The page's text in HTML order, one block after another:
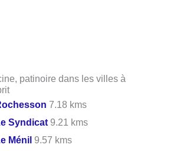
patinoire dans les villes à
7.18 kms
Syndicat 9.21 kms
Ménil 9.57 kms